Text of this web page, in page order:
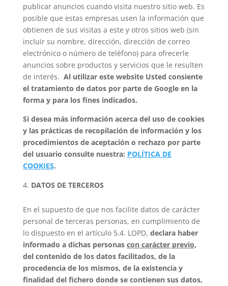
publicar anuncios cuando visita nuestro sitio web. Es
posible que estas empresas usen la información que
obtienen de sus visitas a este y otros sitios web (sin
incluir su nombre, dirección, dirección de correo
electrónico o número de teléfono) para ofrecerle
anuncios sobre productos y servicios que le resulten
de interés. Al utilizar este website Usted consiente
el tratamiento de datos por parte de Google en la
forma y para los fines indicados.
Si desea más información acerca del uso de cookies
y las prácticas de recopilación de información y los
procedimientos de aceptación o rechazo por parte
del usuario consulte nuestra: POLÍTICA DE
COOKIES.
DATOS DE TERCEROS
En el supuesto de que nos facilite datos de carácter
personal de terceras personas, en cumplimiento de
lo dispuesto en el artículo 5.4. LOPD, declara haber
informado a dichas personas con carácter previo,
del contenido de los datos facilitados, de la
procedencia de los mismos, de la existencia y
finalidad del fichero donde se contienen sus datos,